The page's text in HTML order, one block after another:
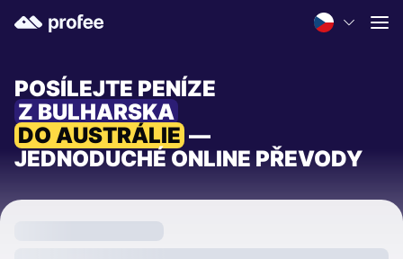
POSÍLEJTE PENÍZE
Z BULHARSKA
DO AUSTRÁLIE —
JEDNODUCHÉ ONLINE PŘEVODY